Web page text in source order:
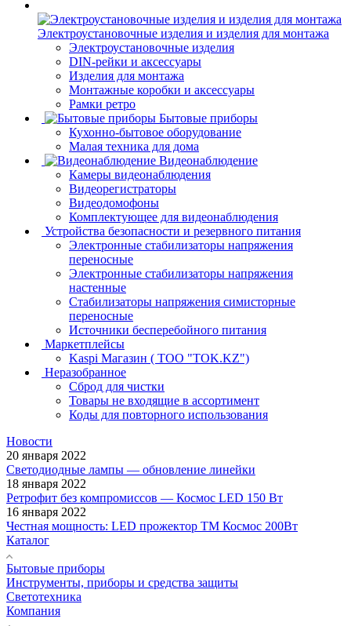
Электроустановочные изделия и изделия для монтажа
Электроустановочные изделия
DIN-рейки и аксессуары
Изделия для монтажа
Монтажные коробки и аксессуары
Рамки ретро
Бытовые приборы
Кухонно-бытовое оборудование
Малая техника для дома
Видеонаблюдение
Камеры видеонаблюдения
Видеорегистраторы
Видеодомофоны
Комплектующее для видеонаблюдения
Устройства безопасности и резервного питания
Электронные стабилизаторы напряжения
переносные
Электронные стабилизаторы напряжения
настенные
Стабилизаторы напряжения симисторные
переносные
Источники бесперебойного питания
Маркетплейсы
Kaspi Магазин ( ТОО "TOK.KZ")
Неразобранное
Сброд для чистки
Товары не входящие в ассортимент
Коды для повторного использования
Новости
20 января 2022
Светодиодные лампы — обновление линейки
18 января 2022
Ретрофит без компромиссов — Космос LED 150 Вт
16 января 2022
Честная мощность: LED прожектор ТМ Космос 200Вт
Каталог
Бытовые приборы
Инструменты, приборы и средства защиты
Светотехника
Компания